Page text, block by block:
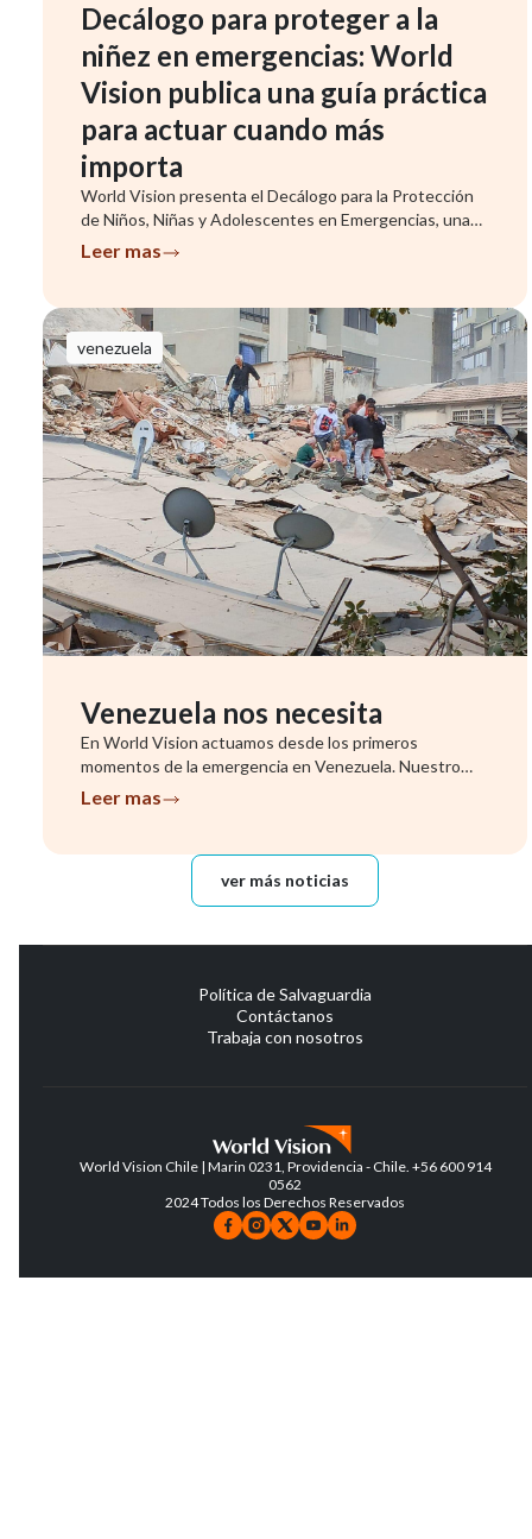
Decálogo para proteger a la
niñez en emergencias: World
Vision publica una guía práctica
para actuar cuando más
importa
World Vision presenta el Decálogo para la Protección
de Niños, Niñas y Adolescentes en Emergencias, una
herramienta que ...
Leer mas
venezuela
Venezuela nos necesita
En World Vision actuamos desde los primeros
momentos de la emergencia en Venezuela. Nuestro
equipo ya se encuentra evalu...
Leer mas
ver más noticias
Política de Salvaguardia
Contáctanos
Trabaja con nosotros
World Vision Chile | Marin 0231, Providencia - Chile. +56 600 914
0562
2024 Todos los Derechos Reservados